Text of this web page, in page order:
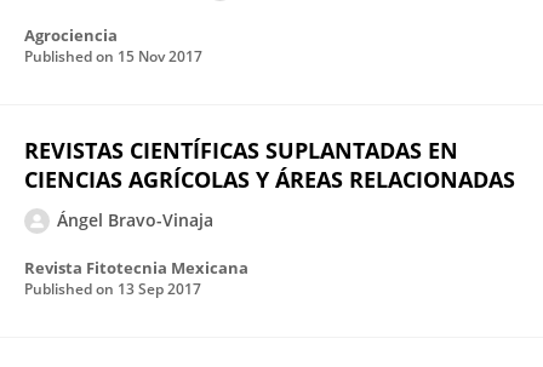
Agrociencia
Published on 15 Nov 2017
REVISTAS CIENTÍFICAS SUPLANTADAS EN
CIENCIAS AGRÍCOLAS Y ÁREAS RELACIONADAS
Ángel Bravo-Vinaja
Revista Fitotecnia Mexicana
Published on 13 Sep 2017